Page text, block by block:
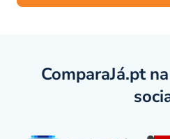
ComparaJá.pt